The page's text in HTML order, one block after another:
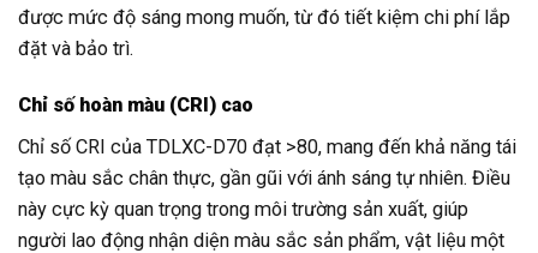
được mức độ sáng mong muốn, từ đó tiết kiệm chi phí lắp
đặt và bảo trì.
Chỉ số hoàn màu (CRI) cao
Chỉ số CRI của TDLXC-D70 đạt >80, mang đến khả năng tái
tạo màu sắc chân thực, gần gũi với ánh sáng tự nhiên. Điều
này cực kỳ quan trọng trong môi trường sản xuất, giúp
người lao động nhận diện màu sắc sản phẩm, vật liệu một